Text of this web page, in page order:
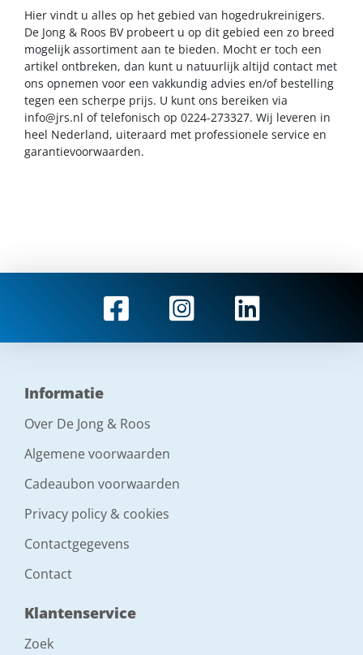
Hier vindt u alles op het gebied van hogedrukreinigers.
De Jong & Roos BV probeert u op dit gebied een zo breed
mogelijk assortiment aan te bieden. Mocht er toch een
artikel ontbreken, dan kunt u natuurlijk altijd contact met
ons opnemen voor een vakkundig advies en/of bestelling
tegen een scherpe prijs. U kunt ons bereiken via
info@jrs.nl of telefonisch op 0224-273327. Wij leveren in
heel Nederland, uiteraard met professionele service en
garantievoorwaarden.
Informatie
Over De Jong & Roos
Algemene voorwaarden
Cadeaubon voorwaarden
Privacy policy & cookies
Contactgegevens
Contact
Klantenservice
Zoek